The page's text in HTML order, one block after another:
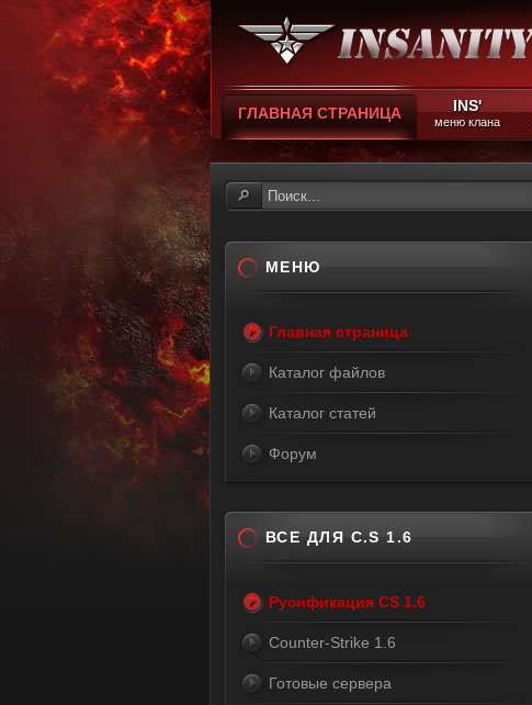
ГЛАВНАЯ СТРАНИЦА INS'
меню клана
МЕНЮ
Главная страница
Каталог файлов
Каталог статей
Форум
ВСЕ ДЛЯ C.S 1.6
Русификация CS 1.6
Counter-Strike 1.6
Готовые сервера